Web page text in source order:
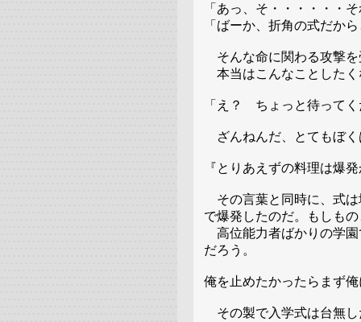
「あっ、そ・・・・・・
「ばーか、折角の式だか
そんな命に関わる攻撃を
本当はこんなことしたく
「え？ ちょっと待って
ざんねんだ、とてもぼく
『とりあえずの料理は爆
その言葉と同時に、式は
で爆発したのだ。もしも
高位能力者ばかりの学園
だろう。
俺を止めたかったらまず
その製で入学式は台無し